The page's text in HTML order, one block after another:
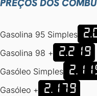
PREÇOS DOS
Gasolina 95 Simples
Gasolina 98 + 2.219
Gasóleo Simples
Gasóleo + 2.179